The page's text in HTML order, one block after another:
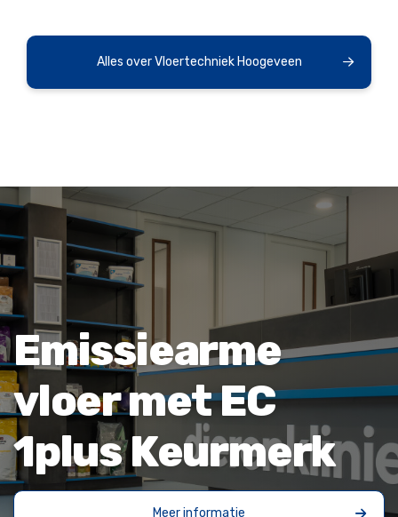
Alles over Vloertechniek Hoogeveen
Emissiearme
vloer met EC
1plus Keurmerk
Meer informatie